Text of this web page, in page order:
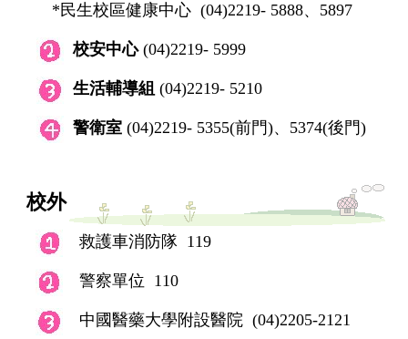
特約及鄰近醫療院所
115學年度新生健檢專區
健康促進專區
*民生校區健康中心 (04)2219- 5888、5897
校安中心(04)2219- 5999
生活輔導組 (04)2219- 5210
警衛室 (04)2219- 5355(前門)、5374(後門)
校外
救護車消防隊 119
警察單位 110
中國醫藥大學附設醫院 (04)2205-2121